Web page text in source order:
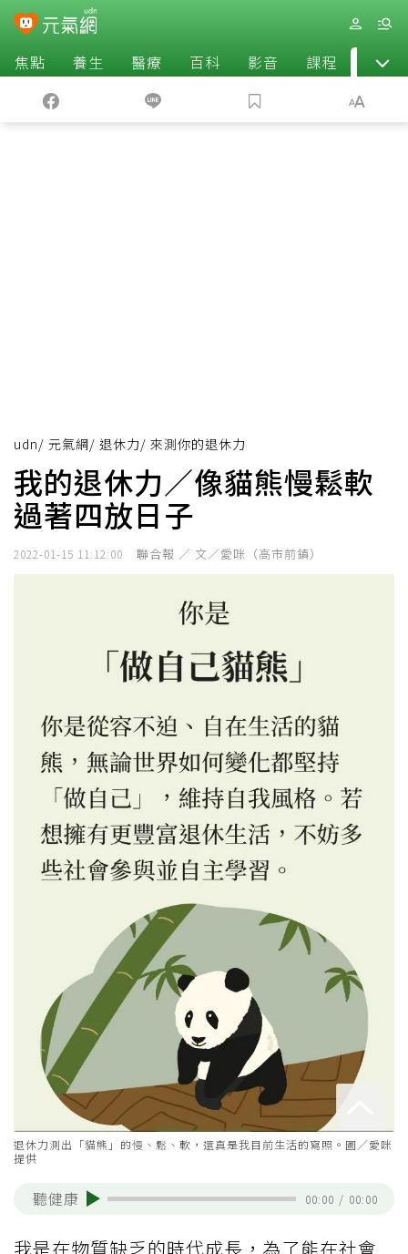
焦點 養生 醫療 百科 影音 課程 退休
udn/ 元氣網/ 退休力/ 來測你的退休力
我的退休力／像貓熊慢鬆軟
過著四放日子
2022-01-15 11:12:00 聯合報 ／ 文／愛咪（高市前鎮）
退休力測出「貓熊」的慢、鬆、軟，還真是我目前生活的寫照。圖／愛咪
提供
聽健康 00:00 / 00:00
我是在物質缺乏的時代成長，為了能在社會